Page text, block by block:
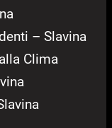
– Slavina
Clima